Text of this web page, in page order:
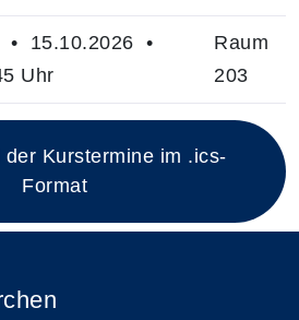
Termine zum diesen Kurs
• 15.10.2026 •
Uhr
Raum
203
der Kurstermine im .ics-
Format